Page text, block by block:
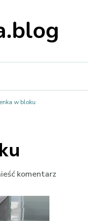
w bloku
komentarz